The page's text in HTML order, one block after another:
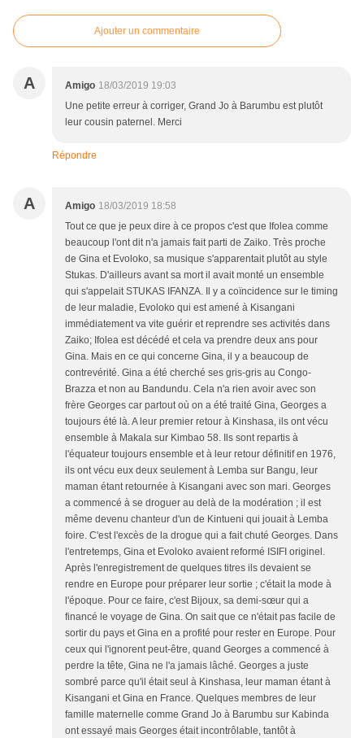
Ajouter un commentaire
A Amigo 18/03/2019 19:03
Une petite erreur à corriger, Grand Jo à Barumbu est plutôt
leur cousin paternel. Merci
Répondre
A Amigo 18/03/2019 18:58
Tout ce que je peux dire à ce propos c'est que Ifolea comme
beaucoup l'ont dit n'a jamais fait parti de Zaiko. Très proche
de Gina et Evoloko, sa musique s'apparentait plutôt au style
Stukas. D'ailleurs avant sa mort il avait monté un ensemble
qui s'appelait STUKAS IFANZA. Il y a coïncidence sur le timing
de leur maladie, Evoloko qui est amené à Kisangani
immédiatement va vite guérir et reprendre ses activités dans
Zaiko; Ifolea est décédé et cela va prendre deux ans pour
Gina. Mais en ce qui concerne Gina, il y a beaucoup de
contrevérité. Gina a été cherché ses gris-gris au Congo-
Brazza et non au Bandundu. Cela n'a rien avoir avec son
frère Georges car partout où on a été traité Gina, Georges a
toujours été là. A leur premier retour à Kinshasa, ils ont vécu
ensemble à Makala sur Kimbao 58. Ils sont repartis à
l'équateur toujours ensemble et à leur retour définitif en 1976,
ils ont vécu eux deux seulement à Lemba sur Bangu, leur
maman étant retournée à Kisangani avec son mari. Georges
a commencé à se droguer au delà de la modération ; il est
même devenu chanteur d'un de Kintueni qui jouait à Lemba
foire. C'est l'excès de la drogue qui a fait chuté Georges. Dans
l'entretemps, Gina et Evoloko avaient reformé ISIFI originel.
Après l'enregistrement de quelques titres ils devaient se
rendre en Europe pour préparer leur sortie ; c'était la mode à
l'époque. Pour ce faire, c'est Bijoux, sa demi-sœur qui a
financé le voyage de Gina. On sait que ce n'était pas facile de
sortir du pays et Gina en a profité pour rester en Europe. Pour
ceux qui l'ignorent peut-être, quand Georges a commencé à
perdre la tête, Gina ne l'a jamais lâché. Georges a juste
sombré parce qu'il était seul à Kinshasa, leur maman étant à
Kisangani et Gina en France. Quelques membres de leur
famille maternelle comme Grand Jo à Barumbu sur Kabinda
ont essayé mais Georges était incontrôlable, tantôt à